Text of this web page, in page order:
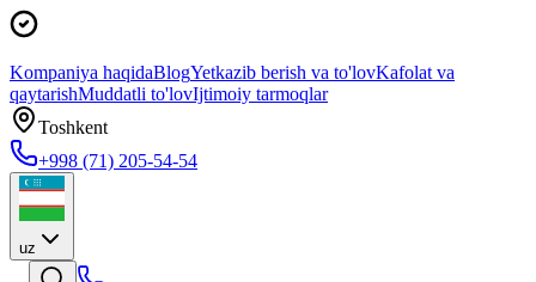
Kompaniya haqidaBlogYetkazib berish va to'lovKafolat va
qaytarishMuddatli to'lovIjtimoiy tarmoqlar
Toshkent
+998 (71) 205-54-54
uz